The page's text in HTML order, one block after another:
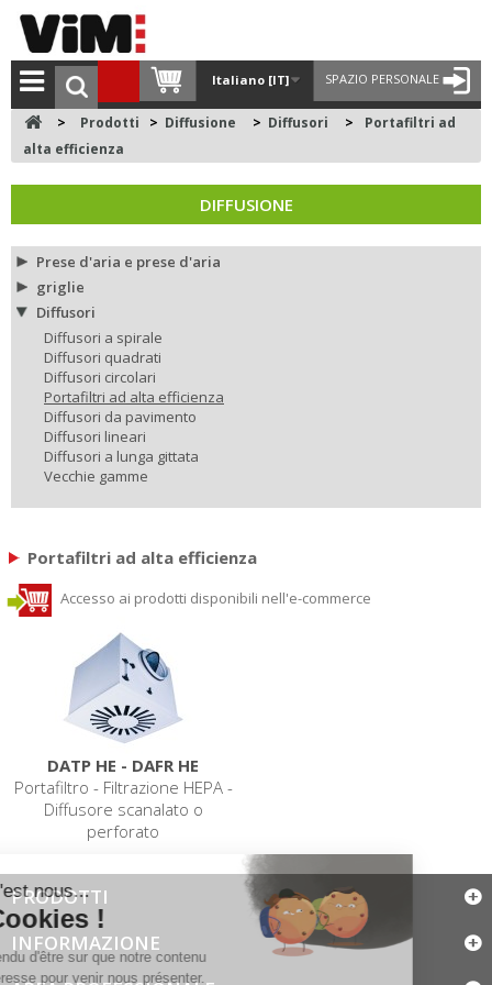
SPAZIO PERSONALE
Italiano [IT]
> Prodotti > Diffusione > Diffusori >
Portafiltri ad
alta efficienza
DIFFUSIONE
Prese d'aria e prese d'aria
griglie
Diffusori
Diffusori a spirale
Diffusori quadrati
Diffusori circolari
Portafiltri ad alta efficienza
Diffusori da pavimento
Diffusori lineari
Diffusori a lunga gittata
Vecchie gamme
Portafiltri ad alta efficienza
Accesso ai prodotti disponibili nell'e-commerce
DATP HE - DAFR HE
Portafiltro - Filtrazione HEPA -
Diffusore scanalato o
perforato
PRODOTTI
INFORMAZIONE